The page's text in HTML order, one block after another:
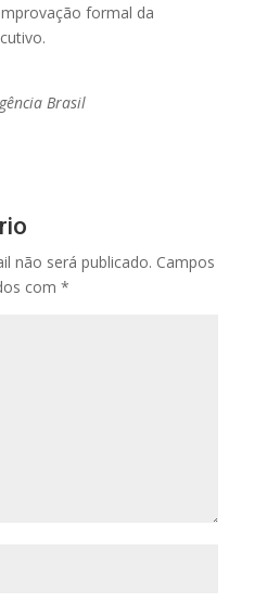
formal da
Brasil
não será publicado. Campos
com *